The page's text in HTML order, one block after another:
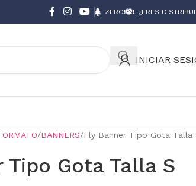
ZERO ¿ERES
INICIAR
BANNERS Fly Banner Tipo Gota Talla
Tipo Gota Talla S